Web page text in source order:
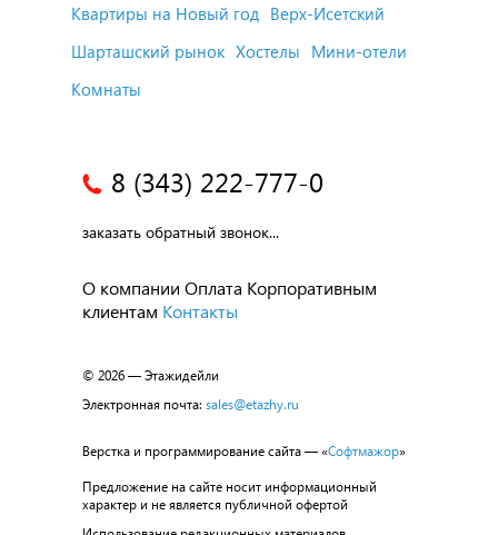
Квартиры на Новый год Верх-Исетский
Шарташский рынок Хостелы Мини-отели
Комнаты
8 (343) 222-777-0
заказать обратный звонок...
О компании Оплата Корпоративным
клиентам Контакты
© 2026 — Этажидейли
Электронная почта: sales@etazhy.ru
Верстка и программирование сайта — «Софтмажор»
Предложение на сайте носит информационный
характер и не является публичной офертой